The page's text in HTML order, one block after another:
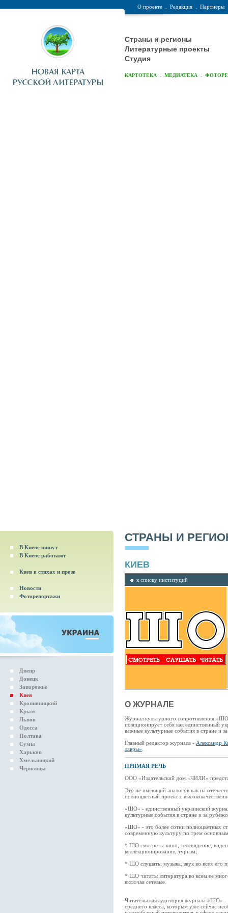
О проекте Редакция Партнеры
Страны и регионы
Литературные проекты
Студия
КАРТОТЕКА МЕДИАТЕКА
В Киеве пишут
В Киеве работают
Киев в стихах и прозе
Новости
Фоторепортажи
Днепр
Донецк
Запорожье
Киев
Кропивницкий
Крым
Львов
Одесса
Полтава
Сумы
Харьков
Хмельницкий
Черновцы
СТРАНЫ И
КИЕВ
к списку институций
О ЖУРНАЛЕ
Журнал культурного сопротивления
позиционирует себя как единственный
важные культурные события в стране и
Главный редактор журнала - Александр
лавры»
ПРЯМАЯ РЕЧЬ
ООО «Издательский дом «ЧИЛИ»
Это не имеющий аналогов как на
полноцветный проект с
«ШО» - единственный украинский
культурные события в стране и за
«ШО» - это более сотни полноцветных
современную культуру по трем
* ШО смотреть: кино, телевидение,
коллекционирование, туризм;
* ШО слушать: музыка, звук во всех его
* ШО читать: литература во всем ее
включая сетевые.
Читательская аудитория журнала «ШО» -
среднего класса, которым уже сейчас